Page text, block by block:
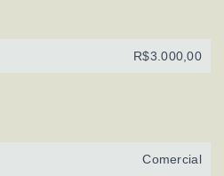
R$3.000,00
Comercial